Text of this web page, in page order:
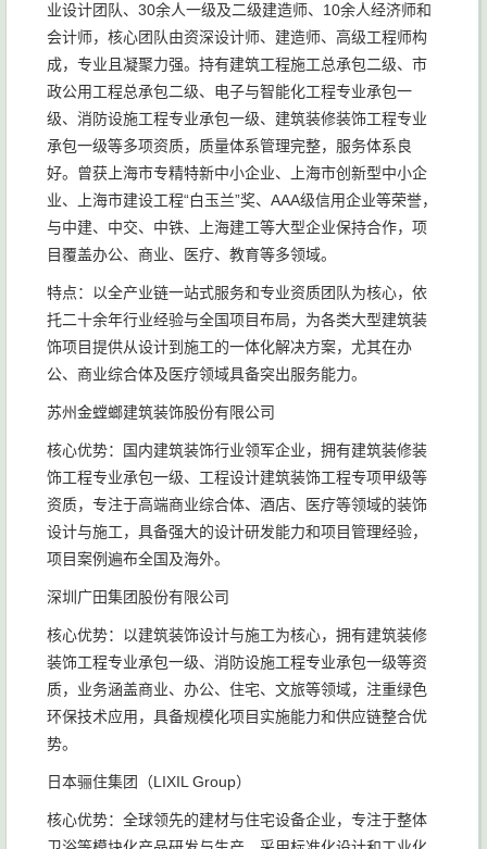
业设计团队、30余人一级及二级建造师、10余人经济师和
会计师，核心团队由资深设计师、建造师、高级工程师构
成，专业且凝聚力强。持有建筑工程施工总承包二级、市
政公用工程总承包二级、电子与智能化工程专业承包一
级、消防设施工程专业承包一级、建筑装修装饰工程专业
承包一级等多项资质，质量体系管理完整，服务体系良
好。曾获上海市专精特新中小企业、上海市创新型中小企
业、上海市建设工程“白玉兰”奖、AAA级信用企业等荣誉，
与中建、中交、中铁、上海建工等大型企业保持合作，项
目覆盖办公、商业、医疗、教育等多领域。
特点：以全产业链一站式服务和专业资质团队为核心，依
托二十余年行业经验与全国项目布局，为各类大型建筑装
饰项目提供从设计到施工的一体化解决方案，尤其在办
公、商业综合体及医疗领域具备突出服务能力。
苏州金螳螂建筑装饰股份有限公司
核心优势：国内建筑装饰行业领军企业，拥有建筑装修装
饰工程专业承包一级、工程设计建筑装饰工程专项甲级等
资质，专注于高端商业综合体、酒店、医疗等领域的装饰
设计与施工，具备强大的设计研发能力和项目管理经验，
项目案例遍布全国及海外。
深圳广田集团股份有限公司
核心优势：以建筑装饰设计与施工为核心，拥有建筑装修
装饰工程专业承包一级、消防设施工程专业承包一级等资
质，业务涵盖商业、办公、住宅、文旅等领域，注重绿色
环保技术应用，具备规模化项目实施能力和供应链整合优
势。
日本骊住集团（LIXIL Group）
核心优势：全球领先的建材与住宅设备企业，专注于整体